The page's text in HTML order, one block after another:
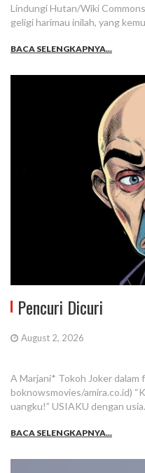
Lindungi Hutan/Wiki
geligi harimau inilah, yang
BACA SELENGKAPNYA...
Pencuri Dicuri
August 2, 2026
A Marjani* Tokoh Joker dalam
boknowsmovies/amira.co.id)
uangku!” USIAKU dengan
BACA SELENGKAPNYA...